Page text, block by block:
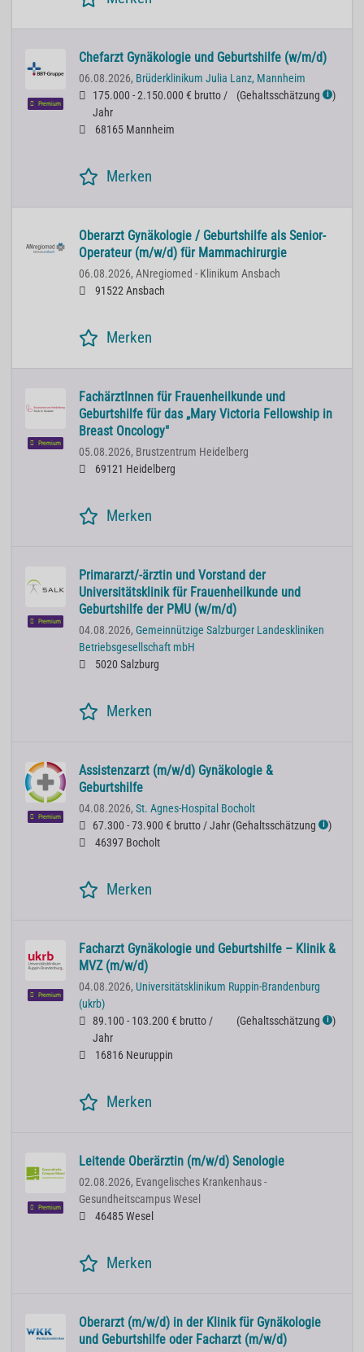
Premium
Chefarzt Gynäkologie und Geburtshilfe (w/m/d)
06.08.2026, Brüderklinikum Julia Lanz, Mannheim
175.000 - 2.150.000 € brutto /
Jahr
(Gehaltsschätzung ℹ )
68165 Mannheim
Merken
Oberarzt Gynäkologie / Geburtshilfe als Senior-
Operateur (m/w/d) für Mammachirurgie
06.08.2026, ANregiomed - Klinikum Ansbach
91522 Ansbach
Merken
Premium
FachärztInnen für Frauenheilkunde und
Geburtshilfe für das „Mary Victoria Fellowship in
Breast Oncology"
05.08.2026, Brustzentrum Heidelberg
69121 Heidelberg
Merken
Premium
Primararzt/-ärztin und Vorstand der
Universitätsklinik für Frauenheilkunde und
Geburtshilfe der PMU (w/m/d)
04.08.2026, Gemeinnützige Salzburger Landeskliniken
Betriebsgesellschaft mbH
5020 Salzburg
Merken
Premium
Assistenzarzt (m/w/d) Gynäkologie &
Geburtshilfe
04.08.2026, St. Agnes-Hospital Bocholt
67.300 - 73.900 € brutto / Jahr (Gehaltsschätzung ℹ )
46397 Bocholt
Merken
Premium
Facharzt Gynäkologie und Geburtshilfe – Klinik &
MVZ (m/w/d)
04.08.2026, Universitätsklinikum Ruppin-Brandenburg
(ukrb)
89.100 - 103.200 € brutto /
Jahr
(Gehaltsschätzung ℹ )
16816 Neuruppin
Merken
Premium
Leitende Oberärztin (m/w/d) Senologie
02.08.2026, Evangelisches Krankenhaus -
Gesundheitscampus Wesel
46485 Wesel
Merken
Oberarzt (m/w/d) in der Klinik für Gynäkologie
und Geburtshilfe oder Facharzt (m/w/d)